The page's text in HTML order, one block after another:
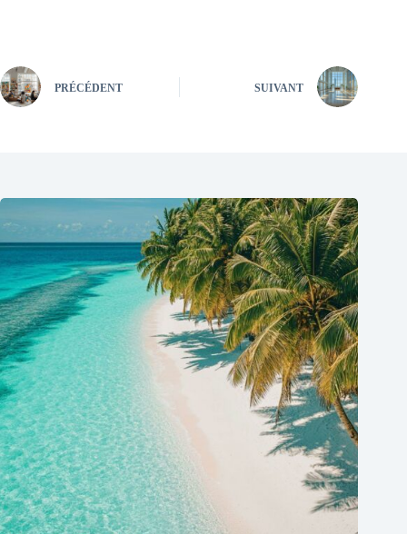
PRÉCÉDENT SUIVANT